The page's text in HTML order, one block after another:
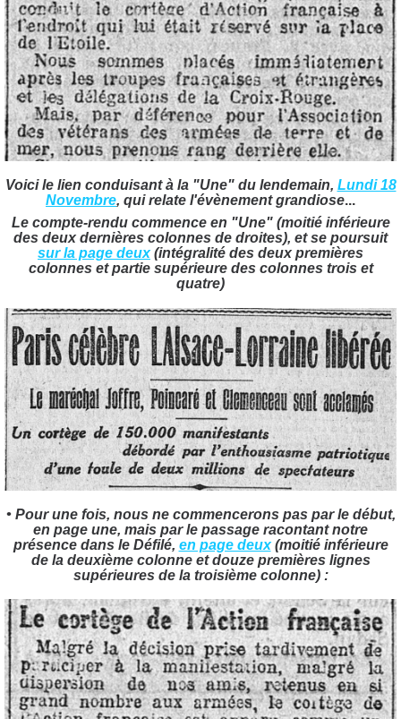
Voici le lien conduisant à la "Une" du lendemain, Lundi 18
Novembre, qui relate l'évènement grandiose...
Le compte-rendu commence en "Une" (moitié inférieure
des deux dernières colonnes de droites), et se poursuit
sur la page deux(intégralité des deux premières
colonnes et partie supérieure des colonnes trois et
quatre)
• Pour une fois, nous ne commencerons pas par le début,
en page une, mais par le passage racontant notre
présence dans le Défilé, en page deux(moitié inférieure
de la deuxième colonne et douze premières lignes
supérieures de la troisième colonne) :